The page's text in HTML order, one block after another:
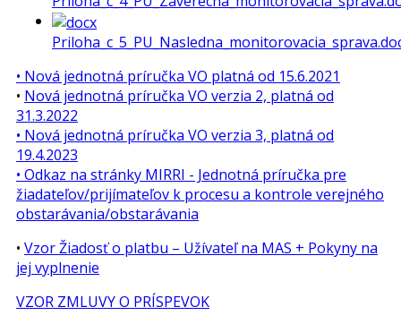
• Nová jednotná príručka VO platná od 15.6.2021
• Nová jednotná príručka VO verzia 2, platná od
31.3.2022
• Nová jednotná príručka VO verzia 3, platná od
19.4.2023
• Odkaz na stránky MIRRI - Jednotná príručka pre
žiadateľov/prijímateľov k procesu a kontrole verejného
obstarávania/obstarávania
• Vzor Žiadosť o platbu – Užívateľ na MAS + Pokyny na
jej vyplnenie
VZOR ZMLUVY O PRÍSPEVOK